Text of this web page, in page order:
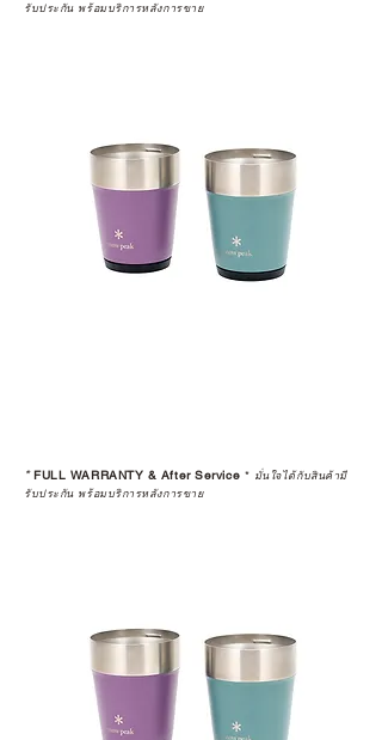
รับประกัน พร้อมบริการหลังการขาย
*FULL WARRANTY & After Service * มั่นใจได้กับสินค้ามี
รับประกัน พร้อมบริการหลังการขาย